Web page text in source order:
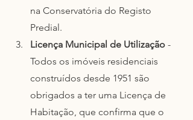
na Conservatória do Registo
Predial.
Licença Municipal de Utilização -
Todos os imóveis residenciais
construídos desde 1951 são
obrigados a ter uma Licença de
Habitação, que confirma que o